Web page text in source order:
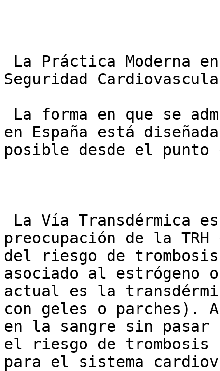
Seguridad
en España está
posible desde el
preocupación de la
del riesgo de
asociado al estrógeno
actual es la
con geles o parches).
en la sangre sin pasar
el riesgo de trombosis
para el sistema